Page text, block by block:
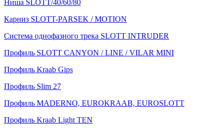
Ниша SLOTT/40/60/80
Карниз SLOTT-PARSEK / MOTION
Система однофазного трека SLOTT INTRUDER
Профиль SLOTT CANYON / LINE / VILAR MINI
Профиль Kraab Gips
Профиль Slim 27
Профиль MADERNO, EUROKRAAB, EUROSLOTT
Профиль Kraab Light TEN